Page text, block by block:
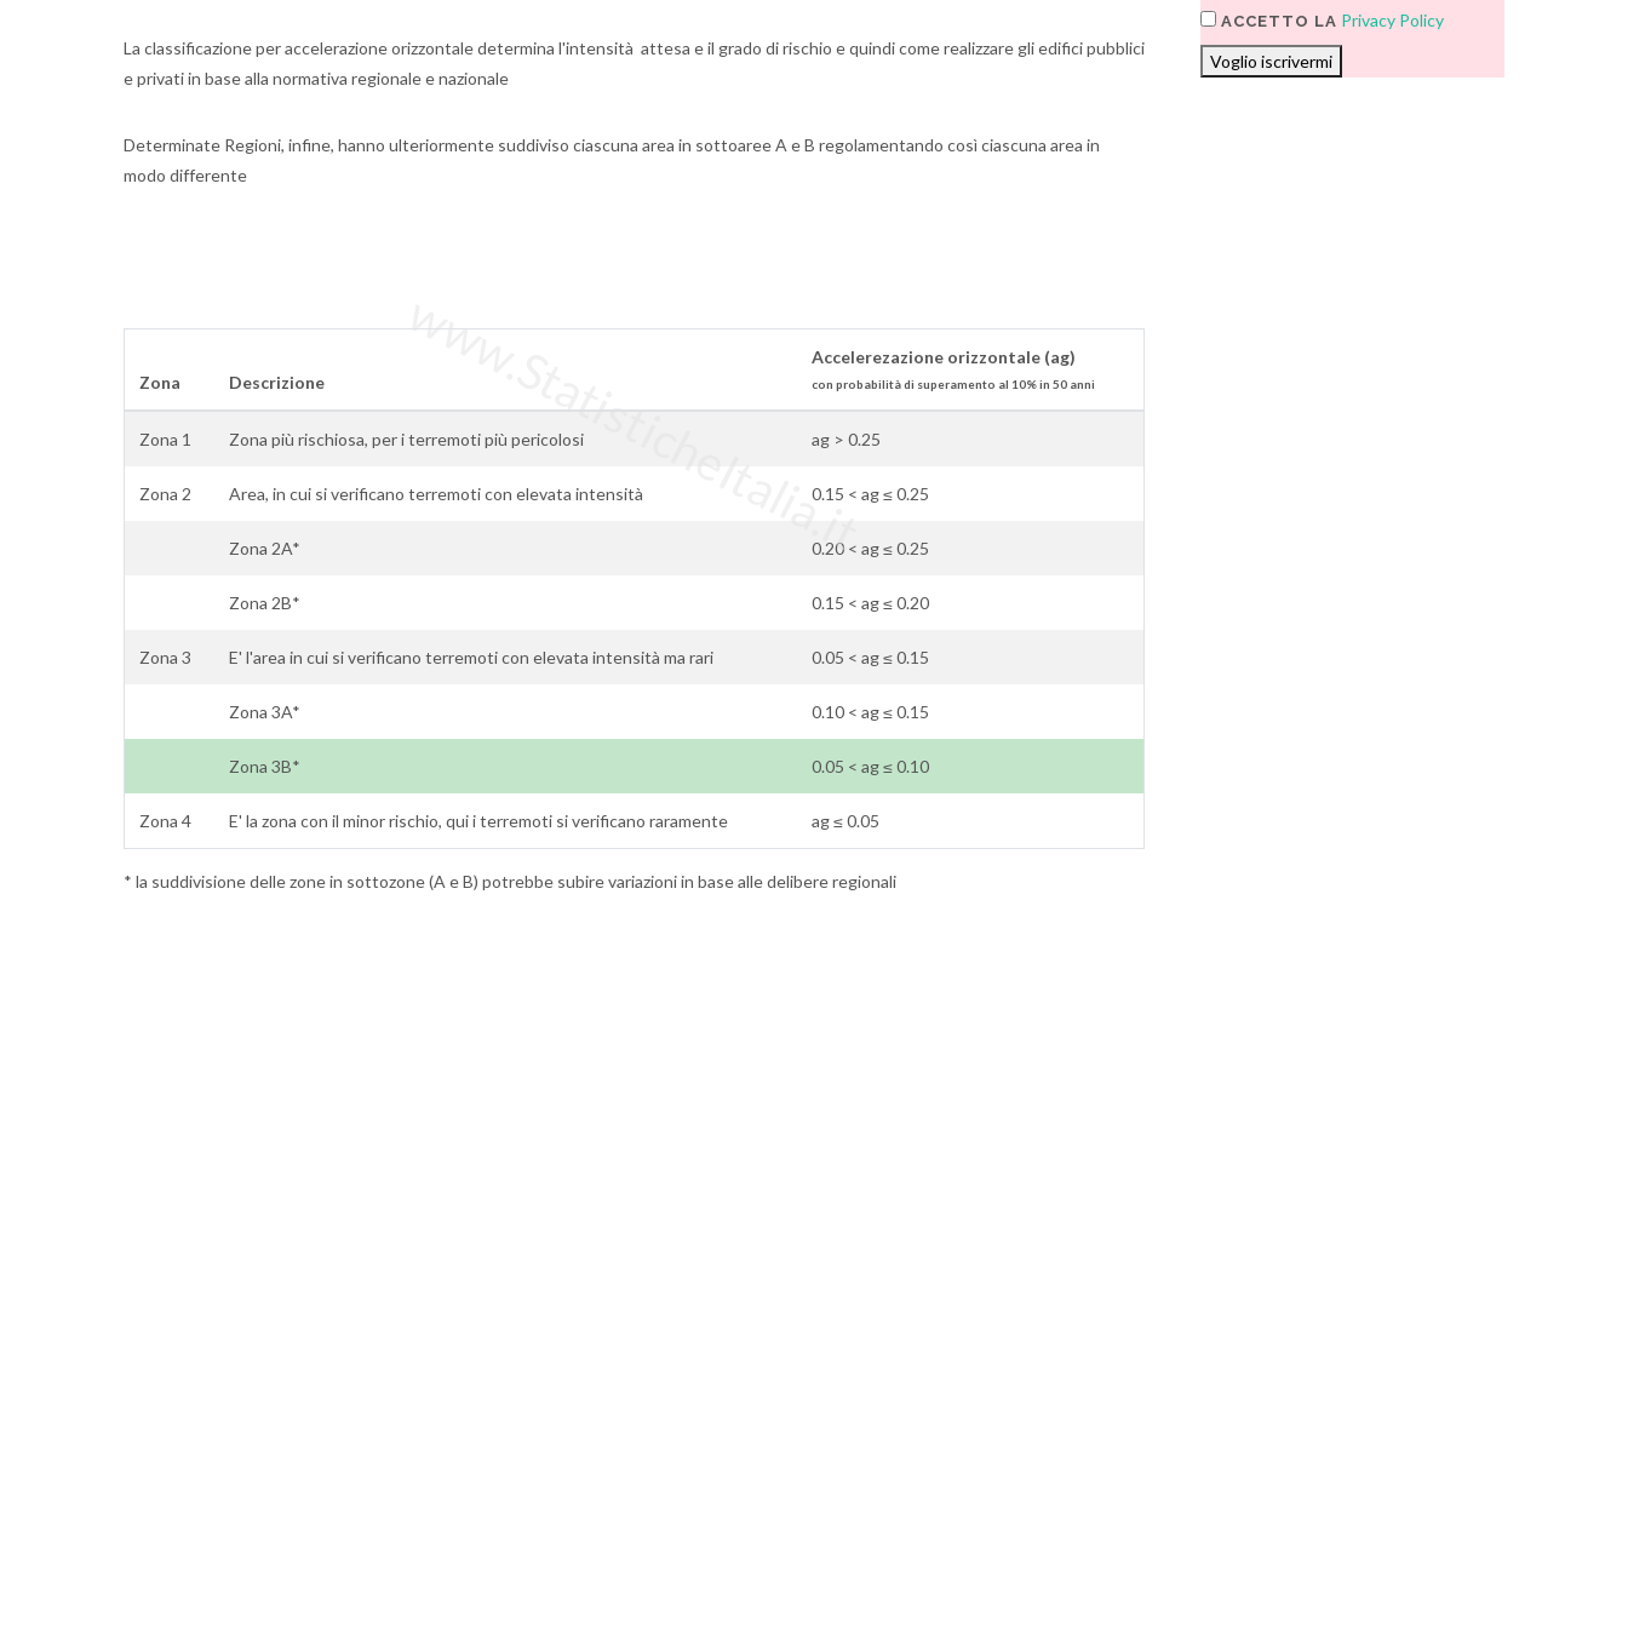
La classificazione per accelerazione orizzontale determina l'intensità attesa e il grado di rischio e quindi come realizzare gli edifici pubblici
e privati in base alla normativa regionale e nazionale
Determinate Regioni, infine, hanno ulteriormente suddiviso ciascuna area in sottoaree A e B regolamentando così ciascuna area in
modo differente
Zona Descrizione
Accelerezazione orizzontale (ag)
con probabilità di superamento al 10% in 50 anni
Zona 1 Zona più rischiosa, per i terremoti più pericolosi ag > 0.25
Zona 2 Area, in cui si verificano terremoti con elevata intensità 0.15 < ag ≤ 0.25
Zona 2A* 0.20 < ag ≤ 0.25
Zona 2B* 0.15 < ag ≤ 0.20
Zona 3 E' l'area in cui si verificano terremoti con elevata intensità ma rari 0.05 < ag ≤ 0.15
Zona 3A* 0.10 < ag ≤ 0.15
Zona 3B* 0.05 < ag ≤ 0.10
Zona 4 E' la zona con il minor rischio, qui i terremoti si verificano raramente ag ≤ 0.05
www.StatisticheItalia.it
* la suddivisione delle zone in sottozone (A e B) potrebbe subire variazioni in base alle delibere regionali
ACCETTO LA Privacy Policy
Voglio iscrivermi